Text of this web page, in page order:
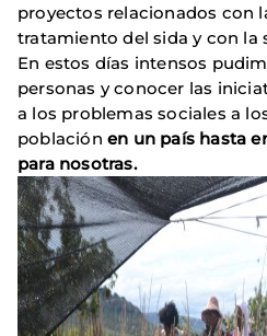
proyectos relacionados con
tratamiento del sida y con la
En estos días intensos
personas y conocer las
a los problemas sociales a
población en un país hasta
para nosotras.